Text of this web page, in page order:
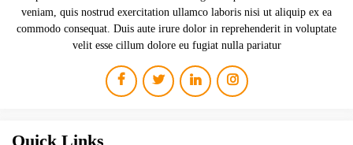
veniam, quis nostrud exercitation ullamco laboris nisi ut aliquip ex ea
commodo consequat. Duis aute irure dolor in reprehenderit in voluptate
velit esse cillum dolore eu fugiat nulla pariatur
Quick Links